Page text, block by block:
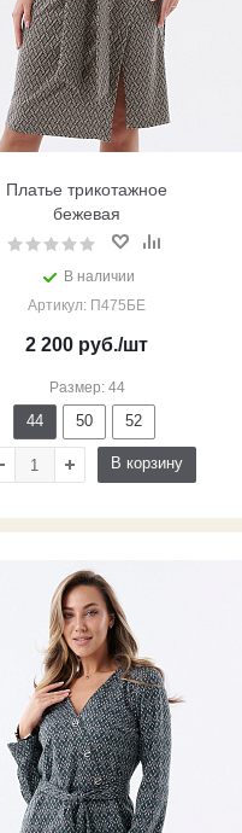
Платье трикотажное
бежевая
В наличии
Артикул: П475БЕ
2 200 руб./шт
Размер: 44
44 50 52
В корзину